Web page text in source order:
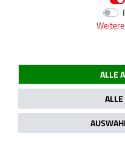
2020 Magnos Turbosystems
ALLE